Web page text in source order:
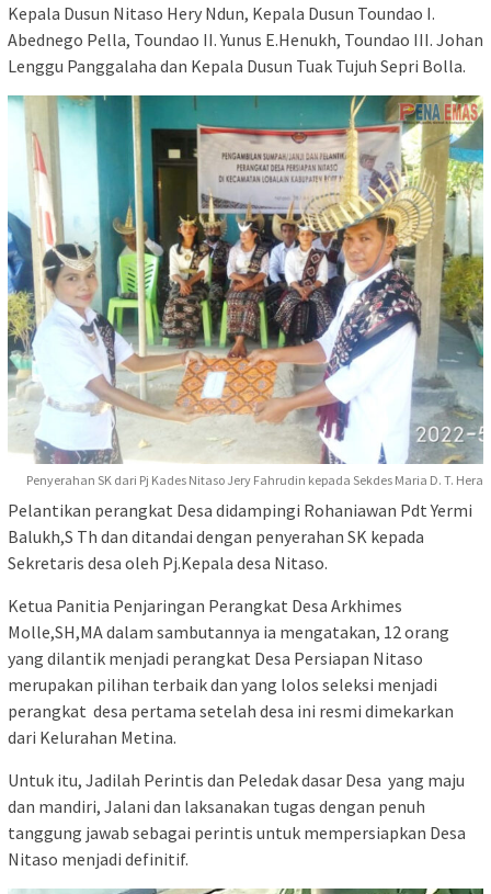
Kepala Dusun Nitaso Hery Ndun, Kepala Dusun Toundao I.
Abednego Pella, Toundao II. Yunus E.Henukh, Toundao III. Johan
Lenggu Panggalaha dan Kepala Dusun Tuak Tujuh Sepri Bolla.
Penyerahan SK dari Pj Kades Nitaso Jery Fahrudin kepada Sekdes Maria D. T. Hera
Pelantikan perangkat Desa didampingi Rohaniawan Pdt Yermi
Balukh,S Th dan ditandai dengan penyerahan SK kepada
Sekretaris desa oleh Pj.Kepala desa Nitaso.
Ketua Panitia Penjaringan Perangkat Desa Arkhimes
Molle,SH,MA dalam sambutannya ia mengatakan, 12 orang
yang dilantik menjadi perangkat Desa Persiapan Nitaso
merupakan pilihan terbaik dan yang lolos seleksi menjadi
perangkat desa pertama setelah desa ini resmi dimekarkan
dari Kelurahan Metina.
Untuk itu, Jadilah Perintis dan Peledak dasar Desa yang maju
dan mandiri, Jalani dan laksanakan tugas dengan penuh
tanggung jawab sebagai perintis untuk mempersiapkan Desa
Nitaso menjadi definitif.